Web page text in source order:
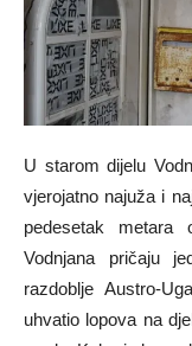
U starom dijelu
vjerojatno najuža i
pedesetak
Vodnjana pričaju
razdoblje Austro-
uhvatio lopova na